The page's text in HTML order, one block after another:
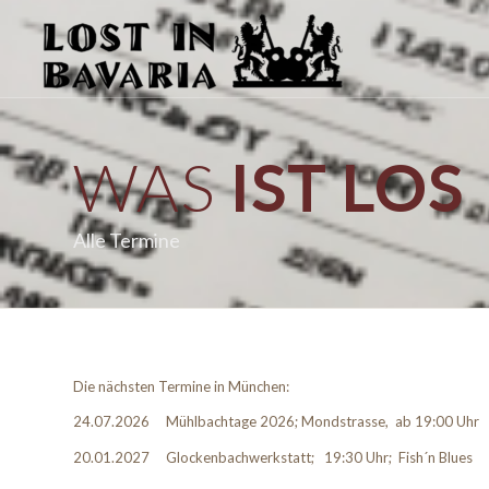
WASIST LOS
Alle Termine
Die nächsten Termine in München:
24.07.2026 Mühlbachtage 2026; Mondstrasse, ab 19:00 Uhr
20.01.2027 Glockenbachwerkstatt; 19:30 Uhr; Fish´n Blues